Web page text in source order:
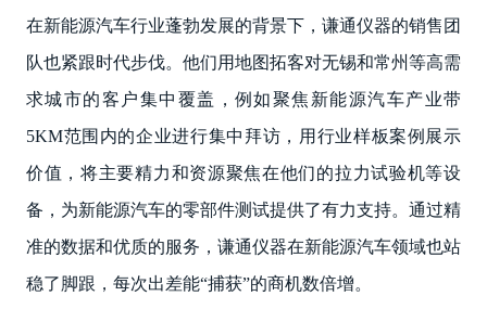
在新能源汽车行业蓬勃发展的背景下，谦通仪器的销售团
队也紧跟时代步伐。他们用地图拓客对无锡和常州等高需
求城市的客户集中覆盖，例如聚焦新能源汽车产业带
5KM范围内的企业进行集中拜访，用行业样板案例展示
价值，将主要精力和资源聚焦在他们的拉力试验机等设
备，为新能源汽车的零部件测试提供了有力支持。通过精
准的数据和优质的服务，谦通仪器在新能源汽车领域也站
稳了脚跟，每次出差能“捕获”的商机数倍增。